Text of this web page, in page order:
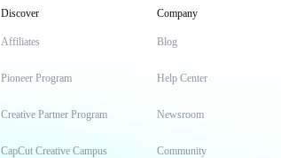
Discover
Affiliates
Pioneer Program
Creative Partner Program
CapCut Creative Campus
Company
Blog
Help Center
Newsroom
Community